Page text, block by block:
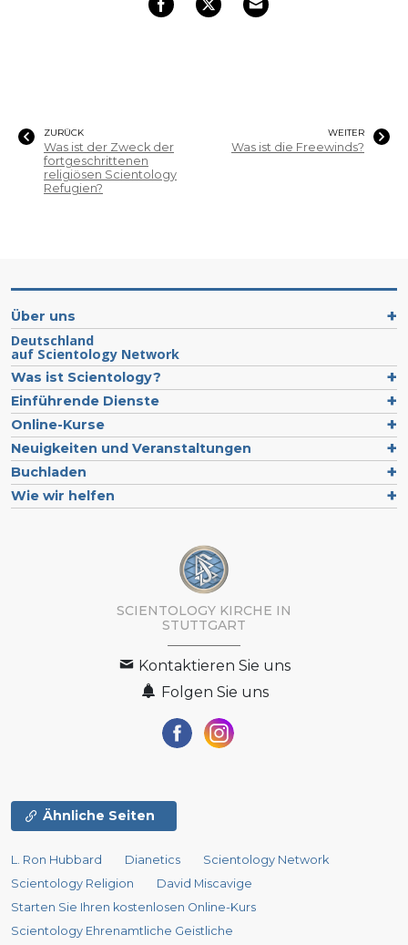
ZURÜCK
Was ist der Zweck der
fortgeschrittenen
religiösen Scientology
Refugien?
WEITER
Was ist die Freewinds?
Über uns
Deutschland
auf Scientology Network
Was ist Scientology?
Einführende Dienste
Online-Kurse
Neuigkeiten und Veranstaltungen
Buchladen
Wie wir helfen
SCIENTOLOGY KIRCHE IN
STUTTGART
Kontaktieren Sie uns
Folgen Sie uns
Ähnliche Seiten
L. Ron Hubbard Dianetics
Scientology Network
Scientology Religion
David Miscavige
Starten Sie Ihren kostenlosen Online-Kurs
Scientology Ehrenamtliche Geistliche